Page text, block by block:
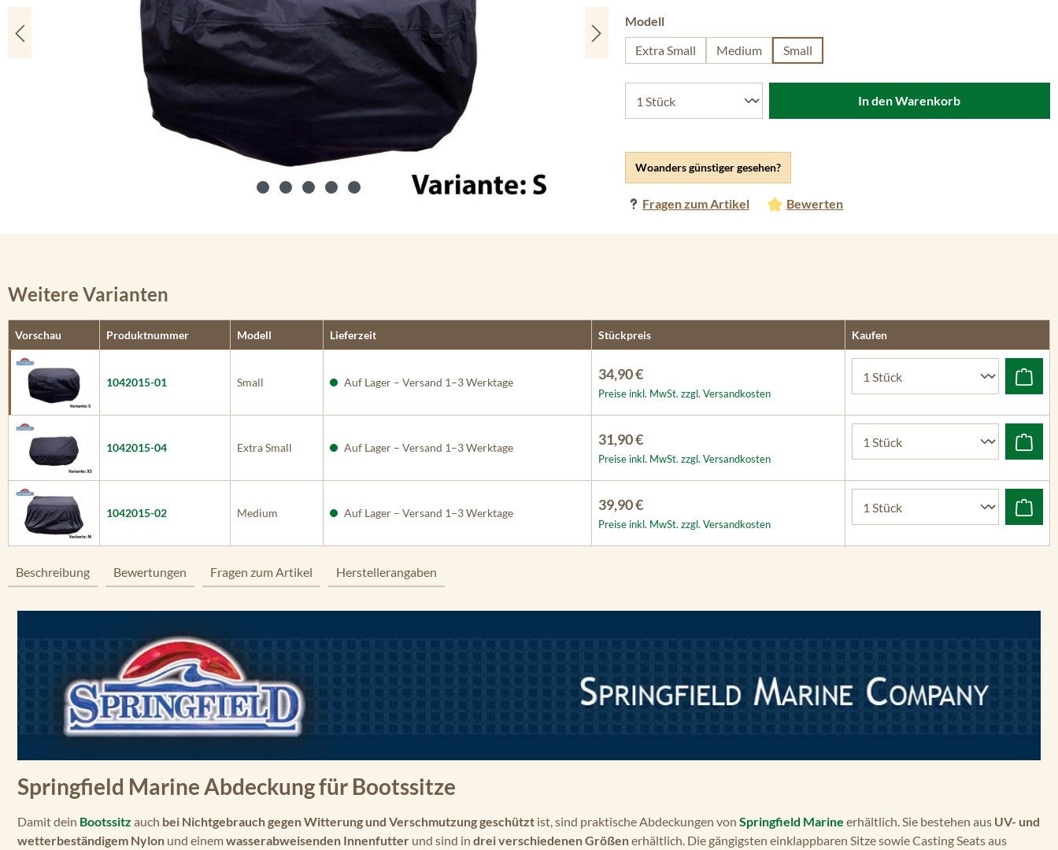
Woanders günstiger gesehen?
Fragen zum Artikel Bewerten
Modellauswählen
Extra Small
Medium Small
In den Warenkorb
Weitere Varianten
Vorschau Produktnummer Modell Lieferzeit Stückpreis Kaufen
1042015-01 Small Auf Lager – Versand 1–3 Werktage 34,90 €
Preise inkl. MwSt. zzgl. Versandkosten
1042015-04 Extra Small Auf Lager – Versand 1–3 Werktage 31,90 €
Preise inkl. MwSt. zzgl. Versandkosten
1042015-02 Medium Auf Lager – Versand 1–3 Werktage 39,90 €
Preise inkl. MwSt. zzgl. Versandkosten
Beschreibung Bewertungen Fragen zum Artikel Herstellerangaben
Springfield Marine Abdeckung für Bootssitze
Damit dein Bootssitz auch bei Nichtgebrauchgegen Witterung und Verschmutzung geschützt ist, sind praktische Abdeckungen von Springfield Marine erhältlich. Sie bestehen aus UV- und
wetterbeständigem Nylon und einemwasserabweisenden Innenfutter und sind in drei verschiedenen Größenerhältlich. Die gängigsten einklappbaren Sitze sowie Casting Seats aus